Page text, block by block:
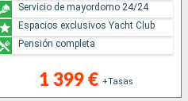
1 399 € +Tasas
Servicio de mayordomo 24/24
Espacios exclusivos Yacht Club
Pensión completa